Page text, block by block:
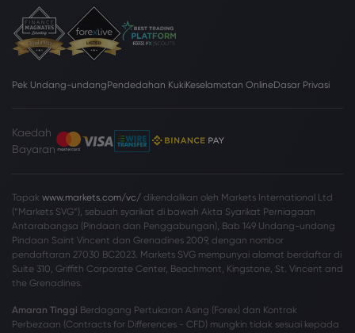
Pek Undang-undangPendedahan KukiKeselamatan OnlineDasar Privasi
Kaedah
Bayaran
Tapak www.markets.com/vc/ dikendalikan oleh Markets International Ltd
(“Markets SVG”), sebuah syarikat di bawah Akta Syarikat Perniagaan
Antarabangsa (Pindaan dan Penggabungan), Bab 149 Undang-undang
Pindaan Saint Vincent dan Grenadines 2009, dengan nombor
pendaftaran 27030 BC2023. Markets SVG mempunyai alamat berdaftar di
Suite 310, Griffith Corporate Center, Beachmont, Kingstone, St. Vincent and
the Grenadines.
Amaran Tinggi Berdagang Pertukaran Asing (Forex) dan Kontrak
Perbezaan (Contracts for Differences - CFD) mungkin tidak sesuai kepada